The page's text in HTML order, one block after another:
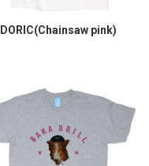
DORIC(Chainsaw pink)